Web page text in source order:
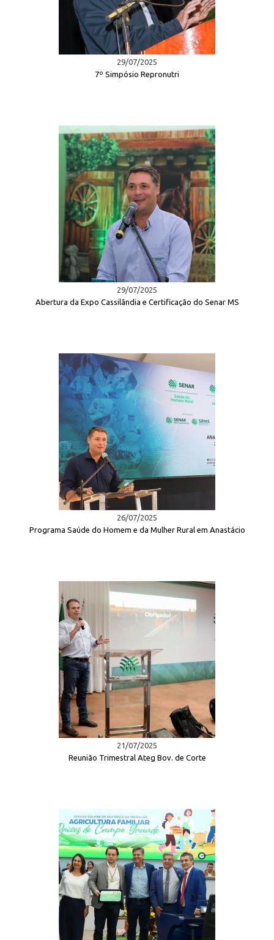
29/07/2025
7º Simpósio Repronutri
29/07/2025
Abertura da Expo Cassilândia e Certificação do Senar MS
26/07/2025
Programa Saúde do Homem e da Mulher Rural em Anastácio
21/07/2025
Reunião Trimestral Ateg Bov. de Corte